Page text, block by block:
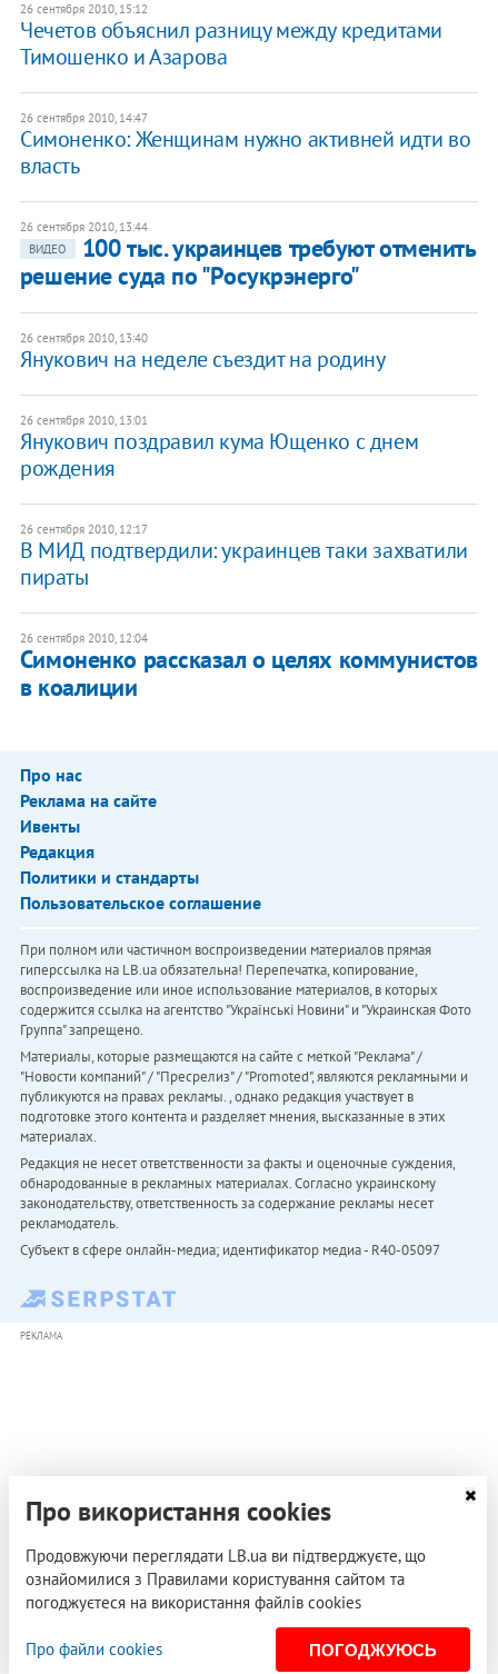
26 сентября 2010, 15:12
Чечетов объяснил разницу между кредитами
Тимошенко и Азарова
26 сентября 2010, 14:47
Симоненко: Женщинам нужно активней идти во
власть
26 сентября 2010, 13:44
ВИДЕО
100 тыс. украинцев требуют отменить
решение суда по "Росукрэнерго"
26 сентября 2010, 13:40
Янукович на неделе съездит на родину
26 сентября 2010, 13:01
Янукович поздравил кума Ющенко с днем
рождения
26 сентября 2010, 12:17
В МИД подтвердили: украинцев таки захватили
пираты
26 сентября 2010, 12:04
Симоненко рассказал о целях коммунистов
в коалиции
Про нас
Реклама на сайте
Ивенты
Редакция
Политики и стандарты
Пользовательское соглашение
При полном или частичном воспроизведении материалов прямая
гиперссылка на LB.ua обязательна! Перепечатка, копирование,
воспроизведение или иное использование материалов, в которых
содержится ссылка на агентство "Українськi Новини" и "Украинская Фото
Группа" запрещено.
Материалы, которые размещаются на сайте с меткой "Реклама" /
"Новости компаний" / "Пресрелиз" / "Promoted", являются рекламными и
публикуются на правах рекламы. , однако редакция участвует в
подготовке этого контента и разделяет мнения, высказанные в этих
материалах.
Редакция не несет ответственности за факты и оценочные суждения,
обнародованные в рекламных материалах. Согласно украинскому
законодательству, ответственность за содержание рекламы несет
рекламодатель.
Субъект в сфере онлайн-медиа; идентификатор медиа - R40-05097
РЕКЛАМА
Про використання cookies
Продовжуючи переглядати LB.ua ви підтверджуєте, що
ознайомилися з Правилами користування сайтом та
погоджуєтеся на використання файлів cookies
Про файли cookies ПОГОДЖУЮСЬ